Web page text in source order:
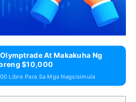
At Makakuha Ng
$10,000
Libre Para Sa Mga Nagsisimula